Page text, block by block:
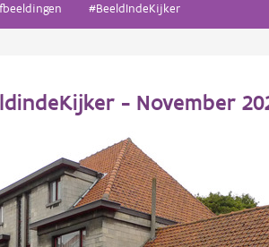
#BeeldIndeKijker
- November